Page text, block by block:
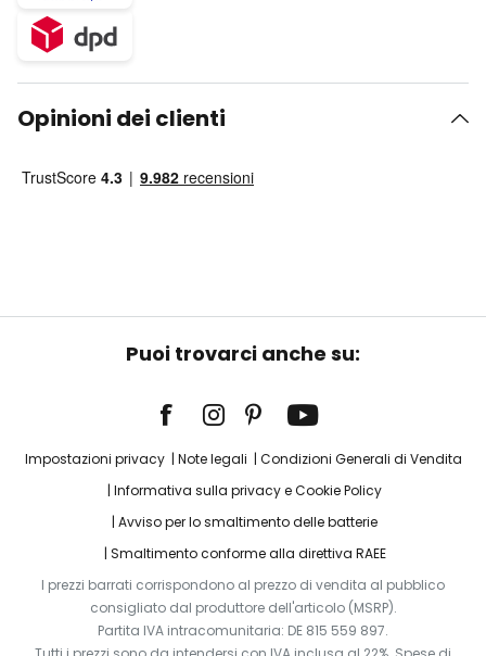
Opinioni dei clienti
Puoi trovarci anche su:
Impostazioni privacy Note legali
Condizioni Generali di Vendita
Informativa sulla privacy e Cookie Policy
Avviso per lo smaltimento delle batterie
Smaltimento conforme alla direttiva RAEE
I prezzi barrati corrispondono al prezzo di vendita al pubblico
consigliato dal produttore dell'articolo (MSRP).
Partita IVA intracomunitaria: DE 815 559 897.